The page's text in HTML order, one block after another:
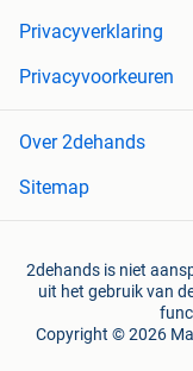
Privacyverklaring
Privacyvoorkeuren
Over 2dehands
Sitemap
2dehands is niet
uit het gebruik van
Copyright © 2026